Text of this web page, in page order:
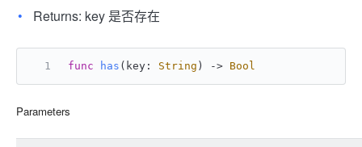
Returns: key 是否存在
func has ( key : String ) -> Bool
Parameters